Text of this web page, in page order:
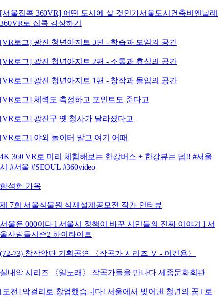
[서울집콕 360VR] 어떤 도시에 살 것인가서울도시건축비엔날레
360VR로 집콕 감상하기
[VR로그] 광진 청년아지트 3편 - 학습과 모임의 공간
[VR로그] 광진 청년아지트 2편 - 소통과 휴식의 공간
[VR로그] 광진 청년아지트 1편 - 창작과 몰입의 공간
[VR로그] 체력도 측정하고 포인트도 준다고
[VR로그] 광진구 옛 청사가 달라졌다고
[VR로그] 야외 놀이터 말고 여기 어때
4K 360 VR로 미리 체험해보는 한강버스 + 한강뷰는 덤!! #서울
시 #서울 #SEOUL #360video
함석헌 가옥
제 7회 서울식물원 식재설계공모전 작가 인터뷰
서울은 000이다 l 서울시 정책이 바꾼 시민들의 진짜 이야기 l 서
울사람들시즌2 하이라이트
(72-73) 창작악단 기획공연 〈작곡가 시리즈 Ⅴ - 이건용〉
실내악 시리즈 〈일노래〉 작곡가들을 만나다 세종문화회관
[도전] 막걸리로 창업했습니다! 서울에서 빚어낸 청년의 꿈 l 로